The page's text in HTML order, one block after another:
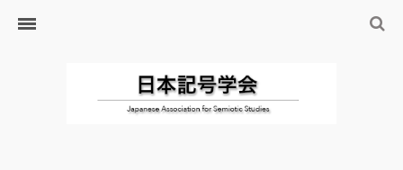
ホーム